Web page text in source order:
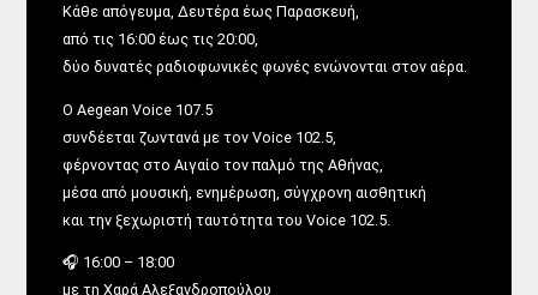
Κάθε απόγευμα, Δευτέρα έως Παρασκευή,
από τις 16:00 έως τις 20:00,
δύο δυνατές ραδιοφωνικές φωνές ενώνονται στον αέρα.
Ο Aegean Voice 107.5
συνδέεται ζωντανά με τον Voice 102.5,
φέρνοντας στο Αιγαίο τον παλμό της Αθήνας,
μέσα από μουσική, ενημέρωση, σύγχρονη αισθητική
και την ξεχωριστή ταυτότητα του Voice 102.5.
🎧 16:00 – 18:00
με τη Χαρά Αλεξανδροπούλου